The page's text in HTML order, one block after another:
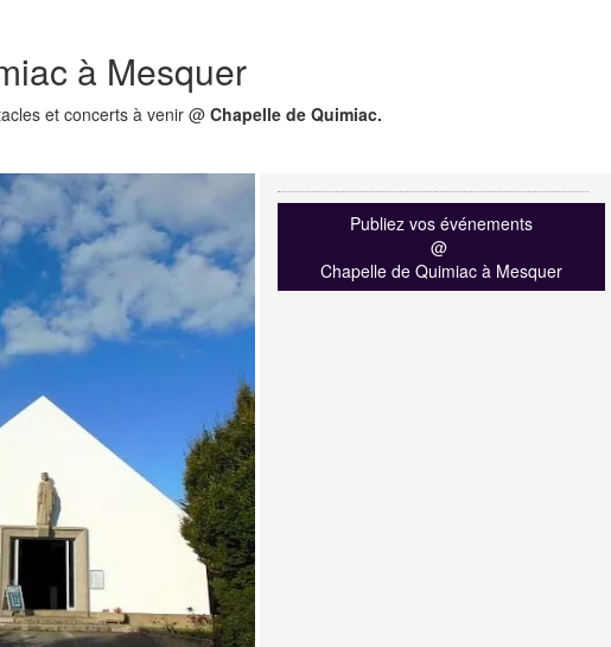
à Mesquer
et concerts à venir @ Chapelle de Quimiac.
Publiez vos événements
@
Chapelle de Quimiac à Mesquer